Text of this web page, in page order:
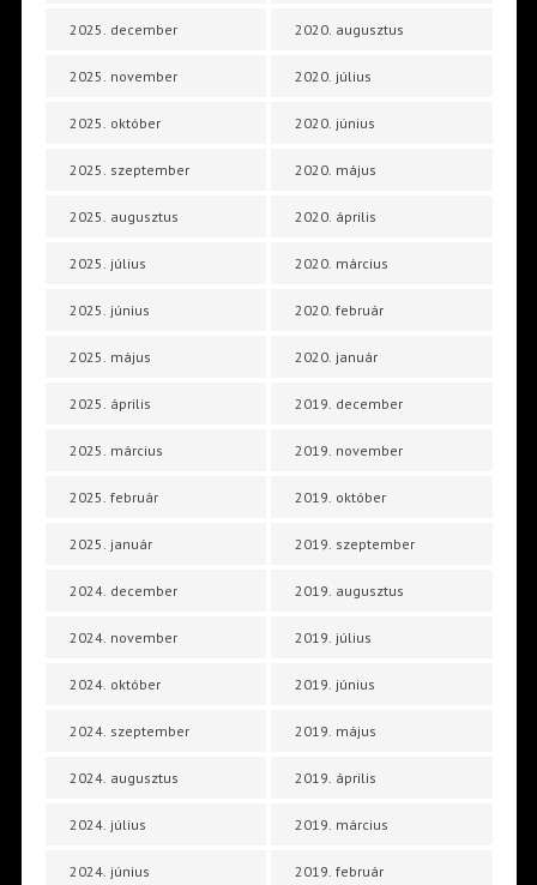
2025. december
2025. november
2025. október
2025. szeptember
2025. augusztus
2025. július
2025. június
2025. május
2025. április
2025. március
2025. február
2025. január
2024. december
2024. november
2024. október
2024. szeptember
2024. augusztus
2024. július
2024. június
2020. augusztus
2020. július
2020. június
2020. május
2020. április
2020. március
2020. február
2020. január
2019. december
2019. november
2019. október
2019. szeptember
2019. augusztus
2019. július
2019. június
2019. május
2019. április
2019. március
2019. február